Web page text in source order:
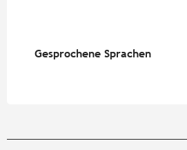
Gesprochene Sprachen
Gesprochene Sprachen